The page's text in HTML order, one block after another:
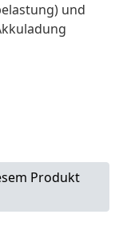
und
Produkt